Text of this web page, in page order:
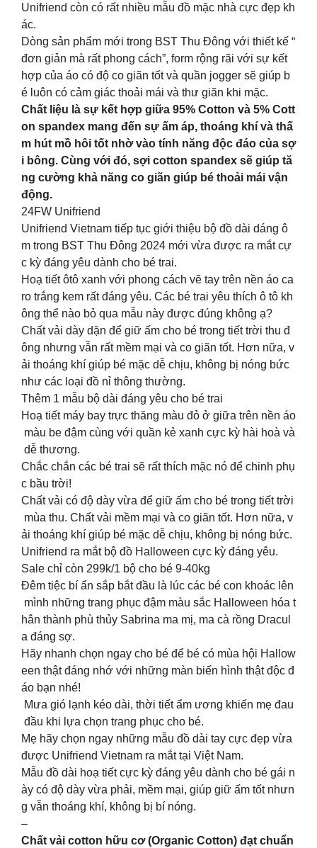
Unifriend còn có rất nhiều mẫu đồ mặc nhà cực đẹp kh
ác.
Dòng sản phẩm mới trong BST Thu Đông với thiết kế “
đơn giản mà rất phong cách”, form rộng rãi với sự kết
hợp của áo có độ co giãn tốt và quần jogger sẽ giúp b
é luôn có cảm giác thoải mái và thư giãn khi mặc.
Chất liệu là sự kết hợp giữa 95% Cotton và 5% Cott
on spandex mang đến sự ấm áp, thoáng khí và thấ
m hút mồ hôi tốt nhờ vào tính năng độc đáo của sợ
i bông. Cùng với đó, sợi cotton spandex sẽ giúp tă
ng cường khả năng co giãn giúp bé thoải mái vận
động.
24FW Unifriend
Unifriend Vietnam tiếp tục giới thiệu bộ đồ dài dáng ô
m trong BST Thu Đông 2024 mới vừa được ra mắt cự
c kỳ đáng yêu dành cho bé trai.
Hoạ tiết ôtô xanh với phong cách vẽ tay trên nền áo ca
ro trắng kem rất đáng yêu. Các bé trai yêu thích ô tô kh
ông thể nào bỏ qua mẫu này được đúng không ạ?
Chất vải dày dặn để giữ ấm cho bé trong tiết trời thu đ
ông nhưng vẫn rất mềm mại và co giãn tốt. Hơn nữa, v
ải thoáng khí giúp bé mặc dễ chịu, không bị nóng bức
như các loại đồ nỉ thông thường.
Thêm 1 mẫu bộ dài đáng yêu cho bé trai
Hoạ tiết máy bay trực thăng màu đỏ ở giữa trên nền áo
màu be đậm cùng với quần kẻ xanh cực kỳ hài hoà và
dễ thương.
Chắc chắn các bé trai sẽ rất thích mặc nó để chinh phụ
c bầu trời!
Chất vải có độ dày vừa để giữ ấm cho bé trong tiết trời
mùa thu. Chất vải mềm mại và co giãn tốt. Hơn nữa, v
ải thoáng khí giúp bé mặc dễ chịu, không bị nóng bức.
Unifriend ra mắt bộ đồ Halloween cực kỳ đáng yêu.
Sale chỉ còn 299k/1 bộ cho bé 9-40kg
Đêm tiệc bí ẩn sắp bắt đầu là lúc các bé con khoác lên
mình những trang phục đậm màu sắc Halloween hóa t
hân thành phù thủy Sabrina ma mị, ma cà rồng Dracul
a đáng sợ.
Hãy nhanh chọn ngay cho bé để bé có mùa hội Hallow
een thật đáng nhớ với những màn biến hình thật độc đ
áo bạn nhé!
Mưa gió lạnh kéo dài, thời tiết ẩm ương khiến mẹ đau
đầu khi lựa chọn trang phục cho bé.
Mẹ hãy chọn ngay những mẫu đồ dài tay cực đẹp vừa
được Unifriend Vietnam ra mắt tại Việt Nam.
Mẫu đồ dài hoạ tiết cực kỳ đáng yêu dành cho bé gái n
ày có độ dày vừa phải, mềm mại, giúp giữ ấm tốt nhưn
g vẫn thoáng khí, không bị bí nóng.
–
Chất vải cotton hữu cơ (Organic Cotton) đạt chuẩn